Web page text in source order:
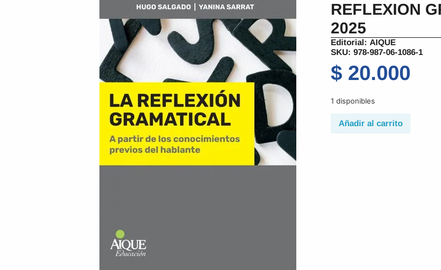
REFLEXION
2025
Editorial: AIQUE
SKU: 978-987-06-1086-1
$ 20.000
1 disponibles
Añadir al carrito